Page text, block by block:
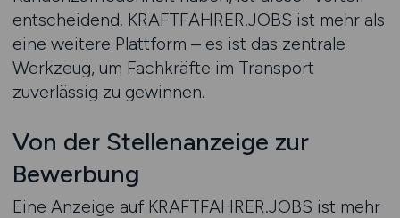
entscheidend. KRAFTFAHRER.JOBS ist mehr als
eine weitere Plattform – es ist das zentrale
Werkzeug, um Fachkräfte im Transport
zuverlässig zu gewinnen.
Von der Stellenanzeige zur
Bewerbung
Eine Anzeige auf KRAFTFAHRER.JOBS ist mehr